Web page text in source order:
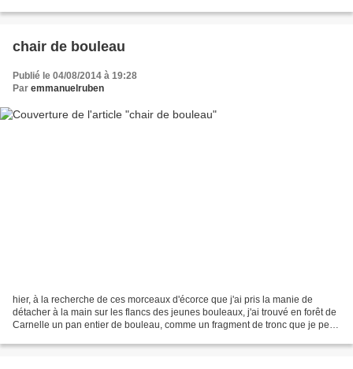
chair de bouleau
Publié le 04/08/2014 à 19:28
Par emmanuelruben
hier, à la recherche de ces morceaux d'écorce que j'ai pris la manie de
détacher à la main sur les flancs des jeunes bouleaux, j'ai trouvé en forêt de
Carnelle un pan entier de bouleau, comme un fragment de tronc que je peux